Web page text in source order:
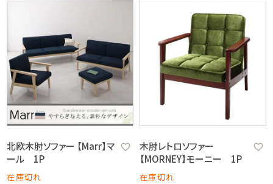
北欧木肘ソファー 【Marr】マ
ール 1P
在庫切れ
木肘レトロソファー
【MORNEY】モーニー 1P
在庫切れ